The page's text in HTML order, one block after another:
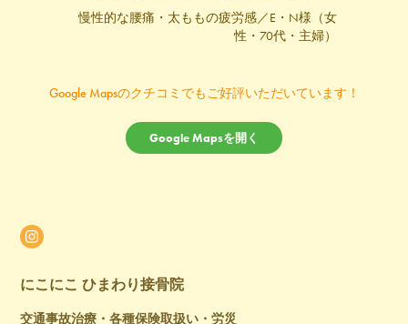
慢性的な腰痛・太ももの疲労感／E・N様（女
性・70代・主婦）
Google Mapsのクチコミでもご好評いただいています！
Google Mapsを開く
にこにこ ひまわり接骨院
交通事故治療・各種保険取扱い・労災